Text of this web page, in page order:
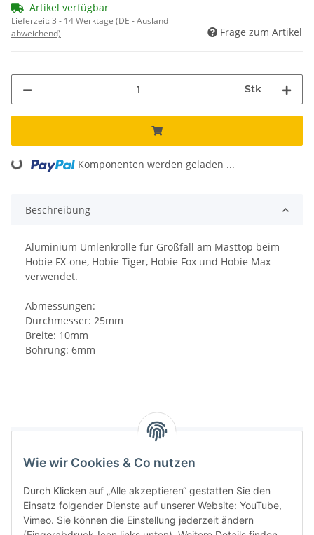
Artikel verfügbar
Lieferzeit:3 - 14 Werktage (DE - Ausland
abweichend)
Frage zum Artikel
Stk
Loading... Komponenten werden geladen ...
Beschreibung
Aluminium Umlenkrolle für Großfall am Masttop beim
Hobie FX-one, Hobie Tiger, Hobie Fox und Hobie Max
verwendet.
Abmessungen:
Durchmesser: 25mm
Breite: 10mm
Bohrung: 6mm
Wie wir Cookies & Co nutzen
Durch Klicken auf „Alle akzeptieren“ gestatten Sie den
Einsatz folgender Dienste auf unserer Website: YouTube,
Vimeo. Sie können die Einstellung jederzeit ändern